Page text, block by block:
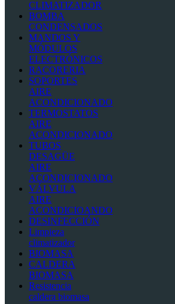
CLIMATIZADOR
BOMBA
CONDENSADOS
MANDOS Y
MÓDULOS
ELECTRÓNICOS
RACORERIA
SOPORTES
AIRE
ACONDICIONADO
TERMOSTATOS
AIRE
ACONDICIONADO
TUBOS
DESAGÜE
AIRE
ACONDICIONADO
VÁLVULA
AIRE
ACONDICIOANDO
DESINFECCIÓN
Limpieza
climatizador
BIOMASA
CALDERA
BIOMASA
Resistencia
caldera biomasa